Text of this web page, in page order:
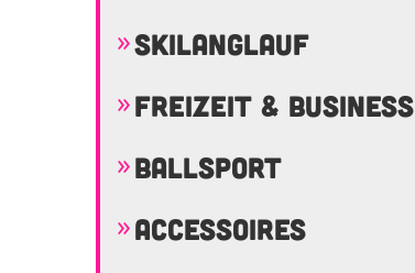
SKILANGLAUF
FREIZEIT & BUSINESS
BALLSPORT
ACCESSOIRES